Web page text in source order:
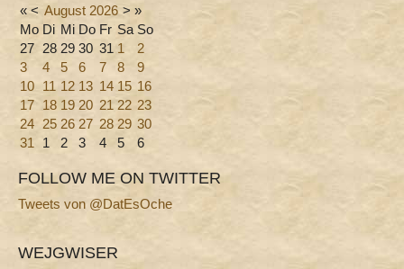
« < August 2026 > »
Mo Di Mi Do Fr Sa So
27 28 29 30 31 1
2
3
4 5 6 7 8
9
10 11 12 13 14 15 16
17 18 19 20 21 22 23
24 25 26 27 28 29 30
31
1 2 3 4 5 6
FOLLOW ME ON TWITTER
Tweets von @DatEsOche
WEJGWISER